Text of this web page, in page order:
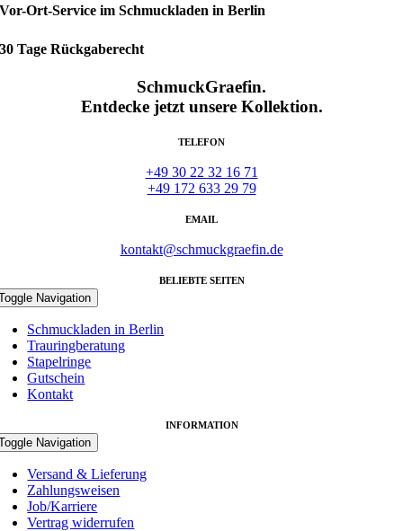
Vor-Ort-Service im Schmuckladen in Berlin
30 Tage Rückgaberecht
SchmuckGraefin.
Entdecke jetzt unsere Kollektion.
TELEFON
+49 30 22 32 16 71
+49 172 633 29 79
EMAIL
kontakt@schmuckgraefin.de
BELIEBTE SEITEN
Navigation
Schmuckladen in Berlin
Trauringberatung
Stapelringe
Gutschein
Kontakt
INFORMATION
Navigation
Versand & Lieferung
Zahlungsweisen
Job/Karriere
Vertrag widerrufen